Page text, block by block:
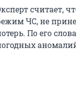
считает,
ЧС, не
По его